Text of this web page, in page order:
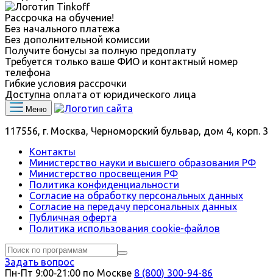
Рассрочка на обучение!
Без начального платежа
Без дополнительной комиссии
Получите бонусы за полную предоплату
Требуется только ваше ФИО и контактный номер
телефона
Гибкие условия рассрочки
Доступна оплата от юридического лица
Меню
117556, г. Москва, Черноморский бульвар, дом 4, корп. 3
Контакты
Министерство науки и высшего образования РФ
Министерство просвещения РФ
Политика конфиденциальности
Согласие на обработку персональных данных
Согласие на передачу персональных данных
Публичная оферта
Политика использования сookie-файлов
Задать вопрос
Пн-Пт 9:00‑21:00 по Москве 8 (800) 300-94-86